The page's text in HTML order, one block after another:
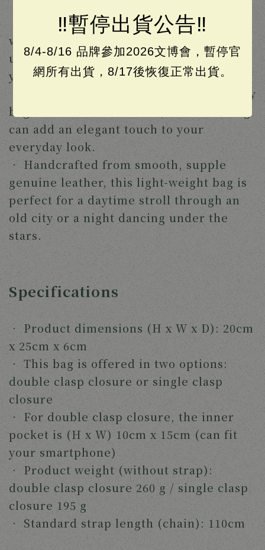
‼️暫停出貨公告‼️
8/4-8/16 品牌參加2026文博會，暫停官
網所有出貨，8/17後恢復正常出貨。
Inspired by fluffy clouds, this retro,
versatile bag optionally features a
unique double clasp closure to keep
your essentials safe and sound.
Whether worn as a shoulder/crossbody
bag or carried as a clutch, our cloud bag
can add an elegant touch to your
everyday look.
‧ Handcrafted from smooth, supple
genuine leather, this light-weight bag is
perfect for a daytime stroll through an
old city or a night dancing under the
stars.
Specifications
‧ Product dimensions (H x W x D): 20cm
x 25cm x 6cm
‧ This bag is offered in two options:
double clasp closure or single clasp
closure
‧ For double clasp closure, the inner
pocket is (H x W) 10cm x 15cm (can fit
your smartphone)
‧ Product weight (without strap):
double clasp closure 260 g / single clasp
closure 195 g
‧ Standard strap length (chain): 110cm